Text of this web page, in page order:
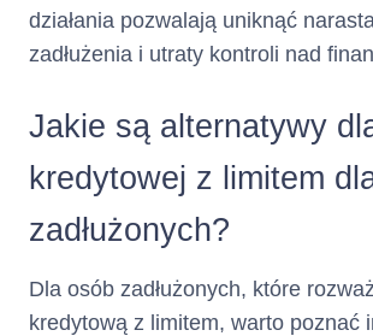
Jest to suma wszystkich
środków pieniężnych, które
które zobowiązany/a będzie
umową o kredyt
wiązany lub w
działania pozwalają uniknąć
zadłużenia i utraty kontroli nad
Jakie są alternatywy
kredytowej z limitem
zadłużonych?
Dla osób zadłużonych, które
kredytową z limitem, warto poznać